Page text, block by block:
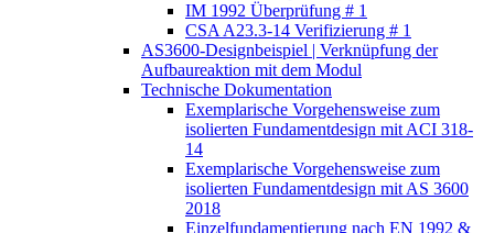
IM 1992 Überprüfung # 1
CSA A23.3-14 Verifizierung # 1
AS3600-Designbeispiel | Verknüpfung der
Aufbaureaktion mit dem Modul
Technische Dokumentation
Exemplarische Vorgehensweise zum
isolierten Fundamentdesign mit ACI 318-
14
Exemplarische Vorgehensweise zum
isolierten Fundamentdesign mit AS 3600
2018
Einzelfundamentierung nach EN 1992 &